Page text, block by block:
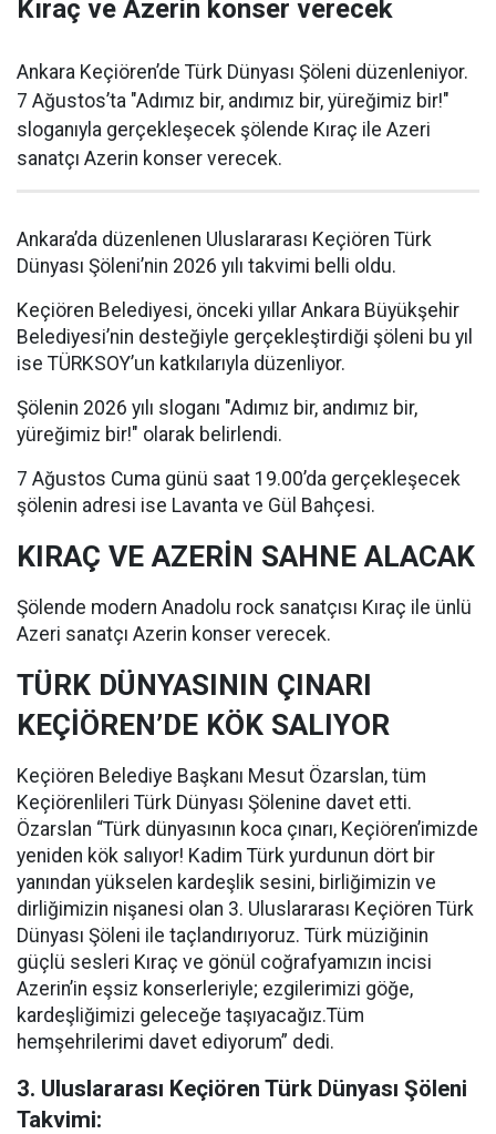
Kıraç ve Azerin konser verecek
Ankara Keçiören’de Türk Dünyası Şöleni düzenleniyor.
7 Ağustos’ta "Adımız bir, andımız bir, yüreğimiz bir!"
sloganıyla gerçekleşecek şölende Kıraç ile Azeri
sanatçı Azerin konser verecek.
Ankara’da düzenlenen Uluslararası Keçiören Türk
Dünyası Şöleni’nin 2026 yılı takvimi belli oldu.
Keçiören Belediyesi, önceki yıllar Ankara Büyükşehir
Belediyesi’nin desteğiyle gerçekleştirdiği şöleni bu yıl
ise TÜRKSOY’un katkılarıyla düzenliyor.
Şölenin 2026 yılı sloganı "Adımız bir, andımız bir,
yüreğimiz bir!" olarak belirlendi.
7 Ağustos Cuma günü saat 19.00’da gerçekleşecek
şölenin adresi ise Lavanta ve Gül Bahçesi.
KIRAÇ VE AZERİN SAHNE ALACAK
Şölende modern Anadolu rock sanatçısı Kıraç ile ünlü
Azeri sanatçı Azerin konser verecek.
TÜRK DÜNYASININ ÇINARI
KEÇİÖREN’DE KÖK SALIYOR
Keçiören Belediye Başkanı Mesut Özarslan, tüm
Keçiörenlileri Türk Dünyası Şölenine davet etti.
Özarslan “Türk dünyasının koca çınarı, Keçiören’imizde
yeniden kök salıyor! Kadim Türk yurdunun dört bir
yanından yükselen kardeşlik sesini, birliğimizin ve
dirliğimizin nişanesi olan 3. Uluslararası Keçiören Türk
Dünyası Şöleni ile taçlandırıyoruz. Türk müziğinin
güçlü sesleri Kıraç ve gönül coğrafyamızın incisi
Azerin’in eşsiz konserleriyle; ezgilerimizi göğe,
kardeşliğimizi geleceğe taşıyacağız.Tüm
hemşehrilerimi davet ediyorum” dedi.
3. Uluslararası Keçiören Türk Dünyası Şöleni
Takvimi: